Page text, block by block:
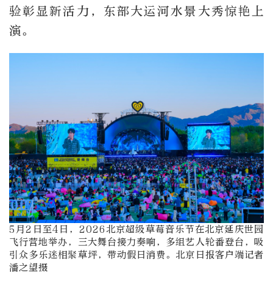
验彰显新活力，东部大运河水景大秀惊艳上
演。
5月2日至4日，2026北京超级草莓音乐节在北京延庆世园
飞行营地举办，三大舞台接力奏响，多组艺人轮番登台，吸
引众多乐迷相聚草坪，带动假日消费。北京日报客户端记者
潘之望摄